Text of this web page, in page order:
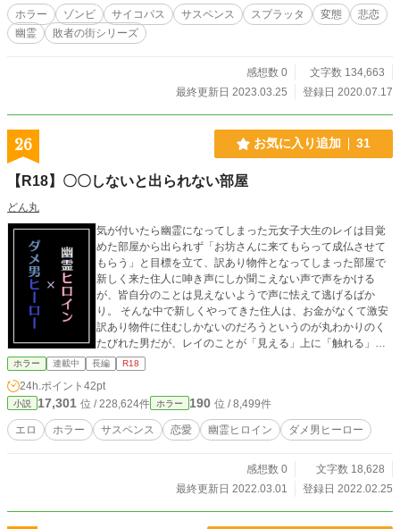
むべき「現在」を切り拓く物語。 《注意書き》 ※記号の後の
全角空白は私が個人的にWeb媒体では苦手に感じるので、半
角にしております。 ※過激な描写あり。特に心がしんどい時
一切関係がありません。ちなみに、迂闊に真似をしたら呪わ
れる可能性があります。 ※この作品には暴力的・差別的な表
頭に置いて、言動にはどうか気をつけて……。 ※特殊性癖も
一般的でない性的嗜好も盛りだくさんです。キャラクターそ
ホラー ゾンビ サイコパス サスペンス スプラッタ 変態
悲恋
幽霊
敗者の街シリーズ
感想数 0
文字数 134,663
最終更新日 2023.03.25
登録日 2020.07.17
26 お気に入り追加 31
【R18】〇〇しないと出られない部屋
どん丸
気が付いたら幽霊になってしまった元女子大生のレイは目覚
めた部屋から出られず「お坊さんに来てもらって成仏させて
もらう」と目標を立て、訳あり物件となってしまった部屋で
新しく来た住人に呻き声にしか聞こえない声で声をかける
が、皆自分のことは見えないようで声に怯えて逃げるばか
り。 そんな中で新しくやってきた住人は、お金がなくて激安
訳あり物件に住むしかないのだろうというのが丸わかりのく
たびれた男だが、レイのことが「見える」上に「触れる」よ
うで、レイは希望をもつ。 しかしこの男、とんでもないダメ
男な上、幽霊のレイに手を出してきて……。 死んだ記憶がな
いのに幽霊になってしまった元女子大生が、同居（？）人の
ダメ男や怪しい霊媒師を巻き込んで自分の死んだ理由を探し
成仏しようとする、ラブ＆エロ＆ホラー＆サスペンスストー
リー。 「※」はエロ。 ※主人公が酷い目に遭います。
ホラー 連載中 長編 R18
24h.ポイント 42pt
小説 17,301 位 / 228,624件 ホラー 190 位 / 8,499件
エロ ホラー サスペンス 恋愛 幽霊ヒロイン ダメ男ヒーロー
感想数 0
文字数 18,628
最終更新日 2022.03.01
登録日 2022.02.25